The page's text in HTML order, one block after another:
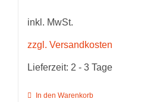
inkl. MwSt.
zzgl. Versandkosten
Lieferzeit: 2 - 3 Tage
In den Warenkorb